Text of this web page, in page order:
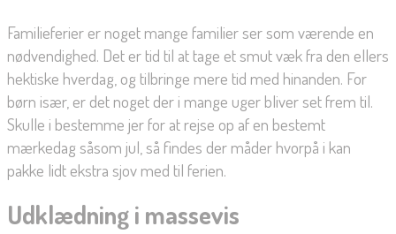
Familieferier er noget mange familier ser som værende en
nødvendighed. Det er tid til at tage et smut væk fra den ellers
hektiske hverdag, og tilbringe mere tid med hinanden. For
børn især, er det noget der i mange uger bliver set frem til.
Skulle i bestemme jer for at rejse op af en bestemt
mærkedag såsom jul, så findes der måder hvorpå i kan
pakke lidt ekstra sjov med til ferien.
Udklædning i massevis